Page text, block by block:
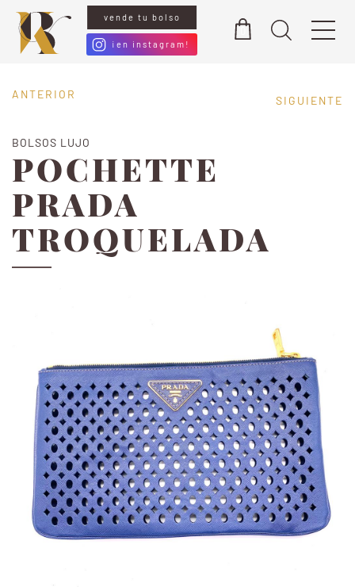
vende tu bolso
¡en instagram!
ANTERIOR SIGUIENTE
BOLSOS LUJO
POCHETTE
PRADA
TROQUELADA